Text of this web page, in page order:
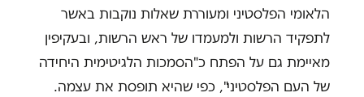
הלאומי הפלסטיני ומעוררת שאלות נוקבות באשר
לתפקיד הרשות ולמעמדו של ראש הרשות, ובעקיפין
מאיימת גם על הפתח כ"הסמכות הלגיטימית היחידה
של העם הפלסטיני", כפי שהיא תופסת את עצמה.